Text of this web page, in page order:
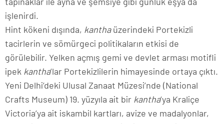
işlenirdi.
Hint kökeni dışında, kanthaüzerindeki Portekizli
tacirlerin ve sömürgeci politikaların etkisi de
görülebilir. Yelken açmış gemi ve devlet arması motifli
ipek kantha’lar Portekizlilerin himayesinde ortaya çıktı.
Yeni Delhi’deki Ulusal Zanaat Müzesi’nde (National
Crafts Museum) 19. yüzyıla ait bir kantha’ya Kraliçe
Victoria’ya ait iskambil kartları, avize ve madalyonlar,